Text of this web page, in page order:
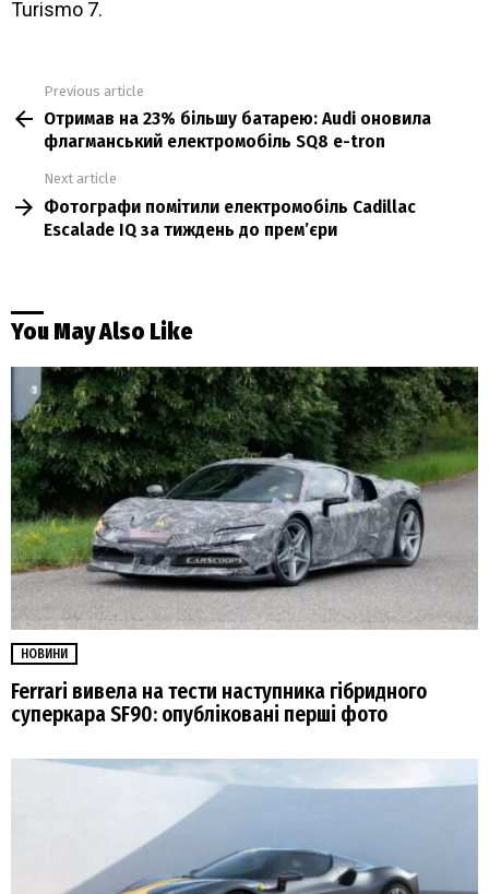
Turismo 7.
more
Previous article
Отримав на 23% більшу батарею: Audi оновила
флагманський електромобіль SQ8 e-tron
Next article
Фотографи помітили електромобіль Cadillac
Escalade IQ за тиждень до прем’єри
You May Also Like
НОВИНИ
Ferrari вивела на тести наступника гібридного
суперкара SF90: опубліковані перші фото